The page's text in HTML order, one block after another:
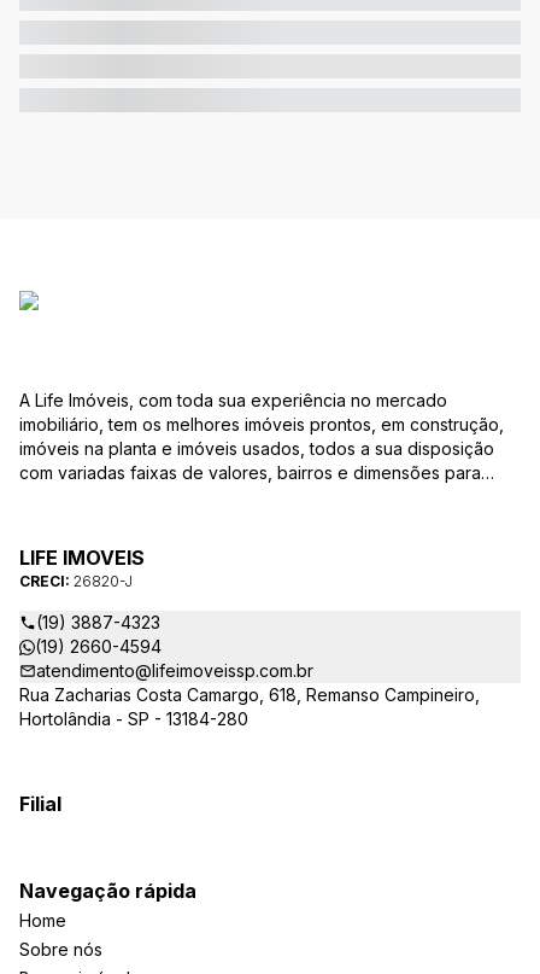
A Life Imóveis, com toda sua experiência no mercado
imobiliário, tem os melhores imóveis prontos, em construção,
imóveis na planta e imóveis usados, todos a sua disposição
com variadas faixas de valores, bairros e dimensões para
as suas dúvidas sobre casas, apartamentos, terrenos, salas
comerciais e outros produtos imobiliários.
LIFE IMOVEIS
CRECI: 26820-J
(19) 3887-4323
(19) 2660-4594
atendimento@lifeimoveissp.com.br
Rua Zacharias Costa Camargo, 618, Remanso Campineiro,
Hortolândia - SP - 13184-280
Filial
Navegação rápida
Home
Sobre nós